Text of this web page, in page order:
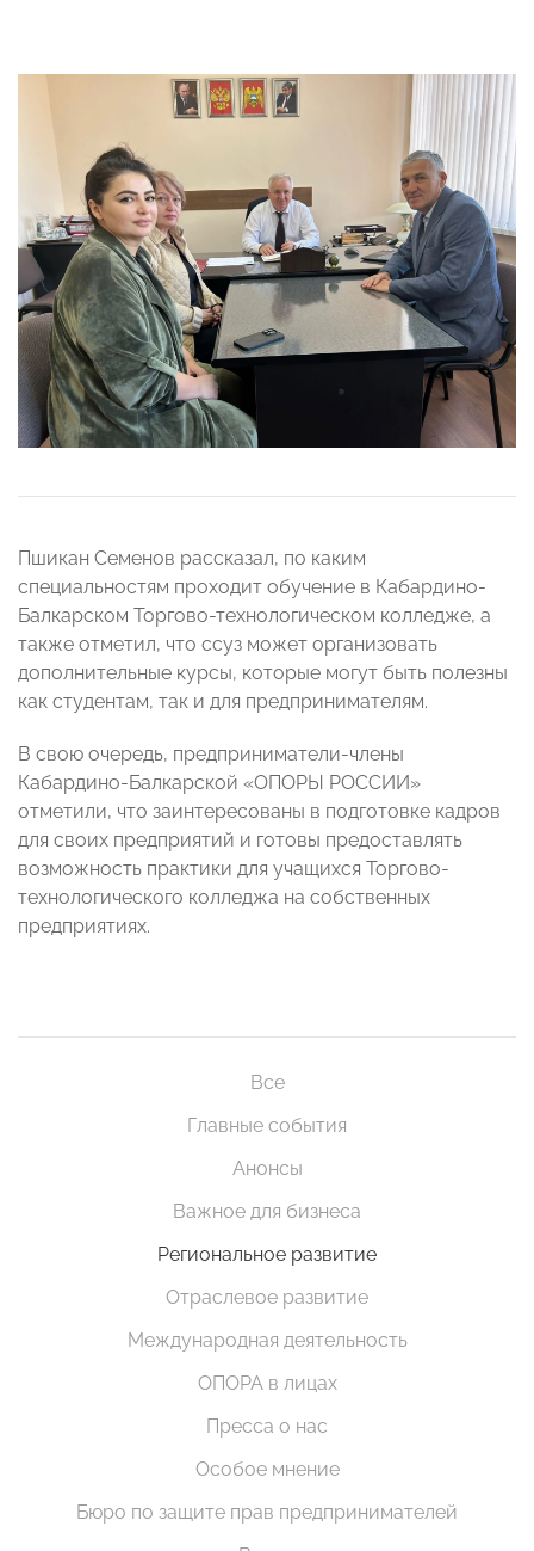
Пшикан Семенов рассказал, по каким
специальностям проходит обучение в Кабардино-
Балкарском Торгово-технологическом колледже, а
также отметил, что ссуз может организовать
дополнительные курсы, которые могут быть полезны
как студентам, так и для предпринимателям.
В свою очередь, предприниматели-члены
Кабардино-Балкарской «ОПОРЫ РОССИИ»
отметили, что заинтересованы в подготовке кадров
для своих предприятий и готовы предоставлять
возможность практики для учащихся Торгово-
технологического колледжа на собственных
предприятиях.
Все
Главные события
Анонсы
Важное для бизнеса
Региональное развитие
Отраслевое развитие
Международная деятельность
ОПОРА в лицах
Пресса о нас
Особое мнение
Бюро по защите прав предпринимателей